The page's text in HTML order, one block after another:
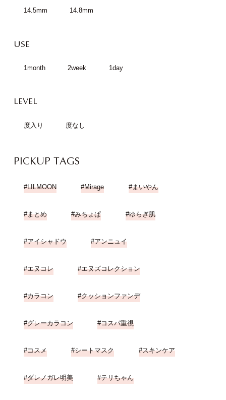
14.5mm 14.8mm
USE
1month 2week 1day
LEVEL
度入り 度なし
PICKUP TAGS
LILMOON Mirage まいやん
まとめ みちょぱ ゆらぎ肌
アイシャドウ アンニュイ
エヌコレ エヌズコレクション
カラコン クッションファンデ
グレーカラコン コスパ重視
コスメ シートマスク スキンケア
ダレノガレ明美 テリちゃん